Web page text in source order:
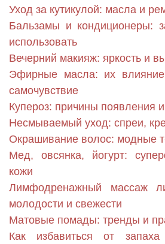
Уход за кутикулой: масла и
Бальзамы и кондиционеры:
использовать
Вечерний макияж: яркость и
Эфирные масла: их
самочувствие
Купероз: причины появления
Несмываемый уход: спреи,
Окрашивание волос: модные
Мед, овсянка, йогурт:
кожи
Лимфодренажный массаж
молодости и свежести
Матовые помады: тренды и
Как избавиться от